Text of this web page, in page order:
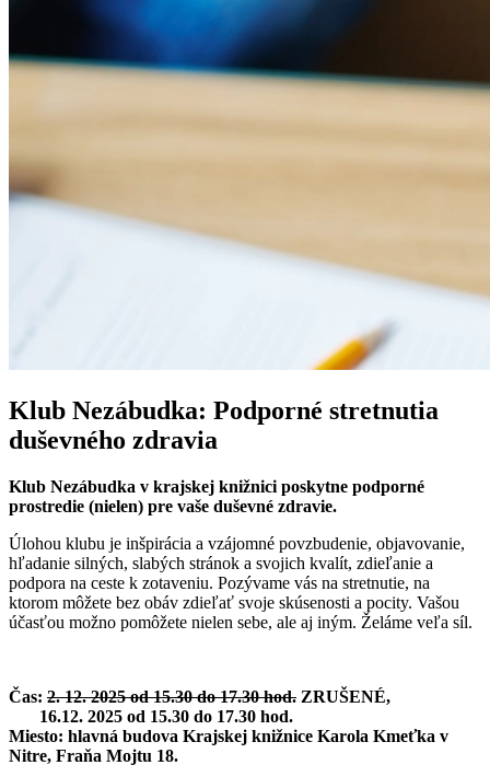
Klub Nezábudka: Podporné stretnutia
duševného zdravia
Klub Nezábudka v krajskej knižnici poskytne podporné
prostredie (nielen) pre vaše duševné zdravie.
Úlohou klubu je inšpirácia a vzájomné povzbudenie, objavovanie,
hľadanie silných, slabých stránok a svojich kvalít, zdieľanie a
podpora na ceste k zotaveniu. Pozývame vás na stretnutie, na
ktorom môžete bez obáv zdieľať svoje skúsenosti a pocity. Vašou
účasťou možno pomôžete nielen sebe, ale aj iným. Želáme veľa síl.
Čas: 2. 12. 2025 od 15.30 do 17.30 hod. ZRUŠENÉ,
16.12. 2025 od 15.30 do 17.30 hod.
Miesto: hlavná budova Krajskej knižnice Karola Kmeťka v
Nitre, Fraňa Mojtu 18.